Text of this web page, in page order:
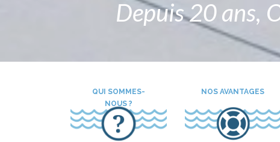
Depuis 20 ans,
QUI SOMMES-
NOUS ?
NOS AVANTAGES